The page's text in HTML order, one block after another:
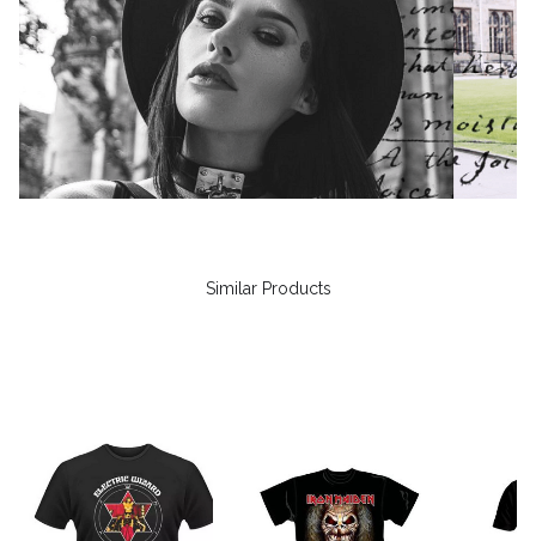
Similar Products